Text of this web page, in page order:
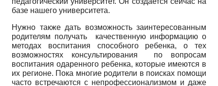
базе нашего университета.
Нужно также дать возможность заинтересованным
родителям получать качественную информацию о
методах воспитания способного ребенка, о тех
возможностях консультирования по вопросам
воспитания одаренного ребенка, которые имеются в
их регионе. Пока многие родители в поисках помощи
часто встречаются с непрофессионализмом и даже